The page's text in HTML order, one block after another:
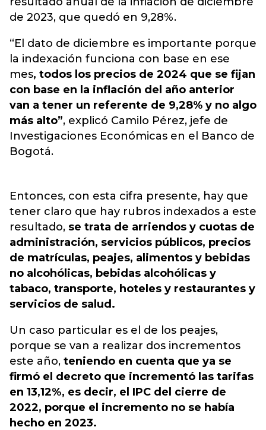
de 2023, que quedó en 9,28%.
“El dato de diciembre es importante porque
la indexación funciona con base en ese
mes, todos los precios de 2024 que se fijan
con base en la inflación del año anterior
van a tener un referente de 9,28% y no algo
más alto”, explicó Camilo Pérez, jefe de
Investigaciones Económicas en el Banco de
Bogotá.
Entonces, con esta cifra presente, hay que
tener claro que hay rubros indexados a este
resultado, se trata de arriendos y cuotas de
administración, servicios públicos, precios
de matrículas, peajes, alimentos y bebidas
no alcohólicas, bebidas alcohólicas y
tabaco, transporte, hoteles y restaurantes y
servicios de salud.
Un caso particular es el de los peajes,
porque se van a realizar dos incrementos
este año, teniendo en cuenta que ya se
firmó el decreto que incrementó las tarifas
en 13,12%, es decir, el IPC del cierre de
2022, porque el incremento no se había
hecho en 2023.